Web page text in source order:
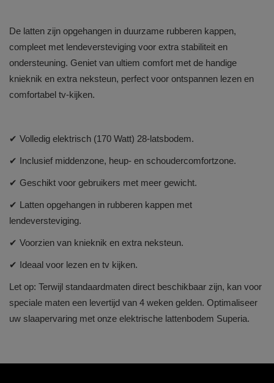
De latten zijn opgehangen in duurzame rubberen kappen,
compleet met lendeversteviging voor extra stabiliteit en
ondersteuning. Geniet van ultiem comfort met de handige
knieknik en extra neksteun, perfect voor ontspannen lezen en
comfortabel tv-kijken.
✔ Volledig elektrisch (170 Watt) 28-latsbodem.
✔ Inclusief middenzone, heup- en schoudercomfortzone.
✔ Geschikt voor gebruikers met meer gewicht.
✔ Latten opgehangen in rubberen kappen met
lendeversteviging.
✔ Voorzien van knieknik en extra neksteun.
✔ Ideaal voor lezen en tv kijken.
Let op: Terwijl standaardmaten direct beschikbaar zijn, kan voor
speciale maten een levertijd van 4 weken gelden. Optimaliseer
uw slaapervaring met onze elektrische lattenbodem Superia.